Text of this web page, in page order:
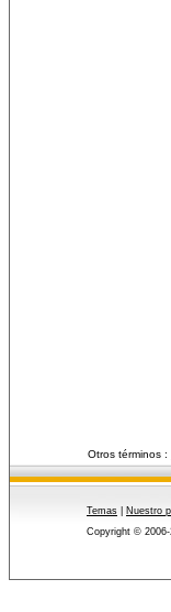
Otros términos :
Temas Nuestro
Copyright ©